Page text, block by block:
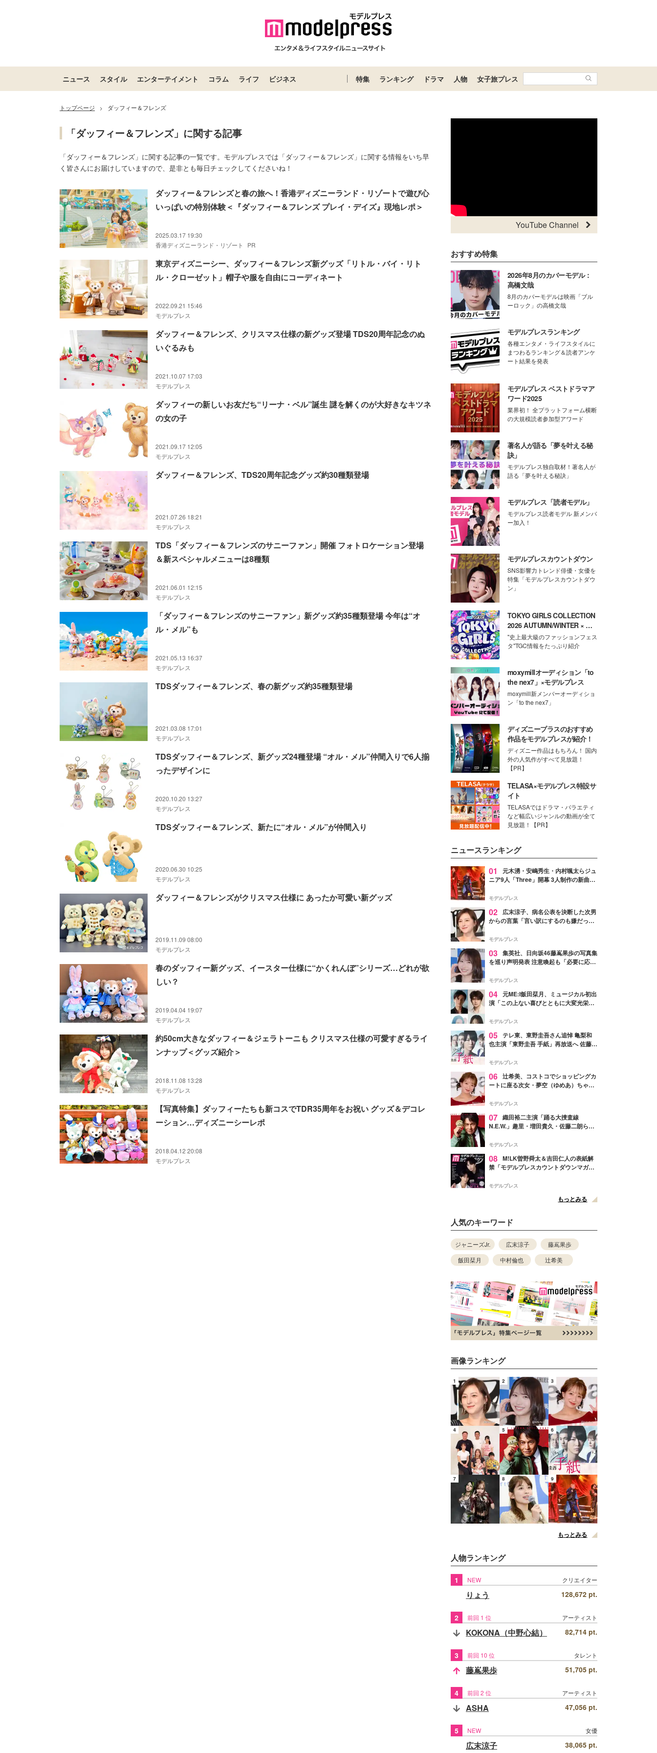
ニュース スタイル エンターテイメント コラム ライフ ビジネス 特集 ランキング ドラマ 人物 女子旅プレス
トップページ > ダッフィー＆フレンズ
「ダッフィー＆フレンズ」に関する記事
「ダッフィー＆フレンズ」に関する記事の一覧です。モデルプレスでは「ダッフィー＆フレンズ」に関する情報をいち早
く皆さんにお届けしていますので、是非とも毎日チェックしてくださいね！
ダッフィー＆フレンズと春の旅へ！香港ディズニーランド・リゾートで遊び心
いっぱいの特別体験＜『ダッフィー＆フレンズ プレイ・デイズ』現地レポ＞
2025.03.17 19:30
香港ディズニーランド・リゾート
PR
東京ディズニーシー、ダッフィー＆フレンズ新グッズ「リトル・バイ・リト
ル・クローゼット」帽子や服を自由にコーディネート
2022.09.21 15:46
モデルプレス
ダッフィー＆フレンズ、クリスマス仕様の新グッズ登場 TDS20周年記念のぬ
いぐるみも
2021.10.07 17:03
モデルプレス
ダッフィーの新しいお友だち“リーナ・ベル”誕生 謎を解くのが大好きなキツネ
の女の子
2021.09.17 12:05
モデルプレス
ダッフィー＆フレンズ、TDS20周年記念グッズ約30種類登場
2021.07.26 18:21
モデルプレス
TDS「ダッフィー＆フレンズのサニーファン」開催 フォトロケーション登場
＆新スペシャルメニューは8種類
2021.06.01 12:15
モデルプレス
「ダッフィー＆フレンズのサニーファン」新グッズ約35種類登場 今年は“オ
ル・メル”も
2021.05.13 16:37
モデルプレス
TDSダッフィー＆フレンズ、春の新グッズ約35種類登場
2021.03.08 17:01
モデルプレス
TDSダッフィー＆フレンズ、新グッズ24種登場 “オル・メル”仲間入りで6人揃
ったデザインに
2020.10.20 13:27
モデルプレス
TDSダッフィー＆フレンズ、新たに“オル・メル”が仲間入り
2020.06.30 10:25
モデルプレス
ダッフィー＆フレンズがクリスマス仕様に あったか可愛い新グッズ
2019.11.09 08:00
モデルプレス
春のダッフィー新グッズ、イースター仕様に“かくれんぼ”シリーズ…どれが欲
しい？
2019.04.04 19:07
モデルプレス
約50cm大きなダッフィー＆ジェラトーニも クリスマス仕様の可愛すぎるライ
ンナップ＜グッズ紹介＞
2018.11.08 13:28
モデルプレス
【写真特集】ダッフィーたちも新コスでTDR35周年をお祝い グッズ＆デコレ
ーション…ディズニーシーレポ
2018.04.12 20:08
モデルプレス
YouTube Channel
おすすめ特集
2026年8月のカバーモデル：
高橋文哉
8月のカバーモデルは映画「ブル
ーロック」の高橋文哉
モデルプレスランキング
各種エンタメ・ライフスタイルに
まつわるランキング＆読者アンケ
ート結果を発表
モデルプレス ベストドラマア
ワード2025
業界初！ 全プラットフォーム横断
の大規模読者参加型アワード
著名人が語る「夢を叶える秘
訣」
モデルプレス独自取材！著名人が
語る「夢を叶える秘訣」
モデルプレス「読者モデル」
モデルプレス読者モデル 新メンバ
ー加入！
モデルプレスカウントダウン
SNS影響力トレンド俳優・女優を
特集「モデルプレスカウントダウ
ン」
TOKYO GIRLS COLLECTION
2026 AUTUMN/WINTER × モ
デルプレス
"史上最大級のファッションフェス
タ"TGC情報をたっぷり紹介
moxymillオーディション「to
the nex7」×モデルプレス
moxymill新メンバーオーディショ
ン「to the nex7」
ディズニープラスのおすすめ
作品をモデルプレスが紹介！
ディズニー作品はもちろん！ 国内
外の人気作がすべて見放題！
【PR】
TELASA×モデルプレス特設サ
イト
TELASAではドラマ・バラエティ
など幅広いジャンルの動画が全て
見放題！【PR】
ニュースランキング
01
元木湧・安嶋秀生・内村颯太らジュ
ニア9人「Three」開幕 3人制作の新曲＆
進んで夢を掴みたい」【ゲネプロレポ】
モデルプレス
02
広末涼子、病名公表を決断した次男
からの言葉「言い訳にするのも嫌だっ
モデルプレス
03 集英社、日向坂46藤嶌果歩の写真集
を巡り声明発表 注意喚起も「必要に応じ
モデルプレス
04 元ME:I飯田栞月、ミュージカル初出
演「この上ない喜びとともに大変光栄」
ャスト発表
モデルプレス
05 テレ東、東野圭吾さん追悼 亀梨和
也主演「東野圭吾 手紙」再放送へ 佐藤隆
モデルプレス
06 辻希美、コストコでショッピングカ
ートに座る次女・夢空（ゆめあ）ちゃん
ぎ」「成長を感じる」の声
モデルプレス
07 織田裕二主演「踊る大捜査線
N.E.W.」趣里・増田貴久・佐藤二朗ら新
徴する“謎のキーワード”も
モデルプレス
08 M!LK曽野舜太＆吉田仁人の表紙解
禁「モデルプレスカウントダウンマガジ
モデルプレス
もっとみる
人気のキーワード
ジャニーズJr. 広末涼子
藤嶌果歩
飯田栞月
中村倫也 辻希美
画像ランキング
1 2 3
4 5 6
7 8 9
もっとみる
人物ランキング
1 NEW クリエイター
りょう 128,672 pt.
2 前回 1 位 アーティスト
KOKONA（中野心結） 82,714 pt.
3 前回 10 位 タレント
藤嶌果歩 51,705 pt.
4 前回 2 位 アーティスト
ASHA 47,056 pt.
5 NEW 女優
広末涼子 38,065 pt.